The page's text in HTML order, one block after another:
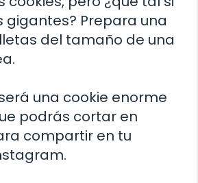
gigantes? Prepara una
del tamaño de una
una cookie enorme
podrás cortar en
compartir en tu